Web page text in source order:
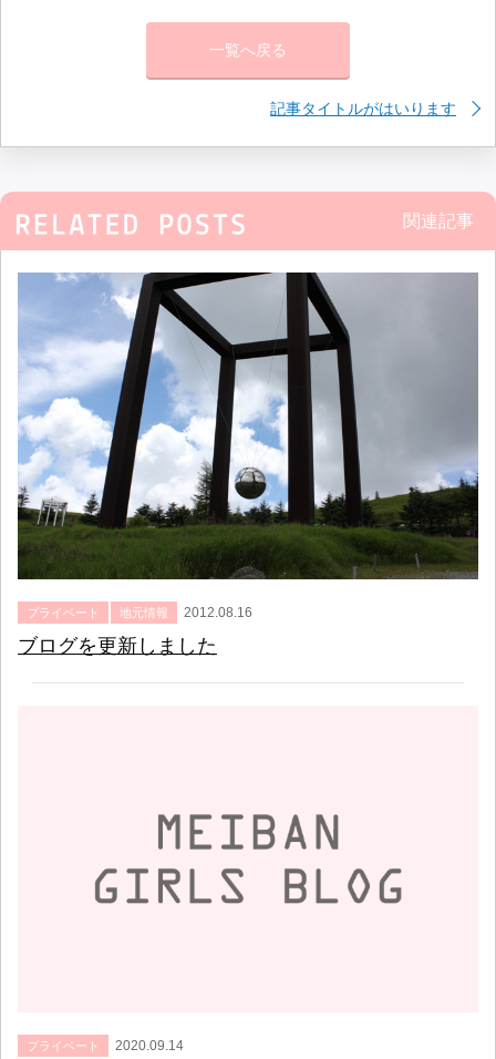
一覧へ戻る
記事タイトルがはいります
関連記事
プライベート 地元情報 2012.08.16
ブログを更新しました
プライベート 2020.09.14